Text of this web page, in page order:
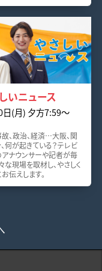
いニュース
日(月) 夕方7:59〜
、政治、経済…大阪、関
何が起きている？テレビ
ナウンサーや記者が毎
な現場を取材し、やさしく
伝えします。